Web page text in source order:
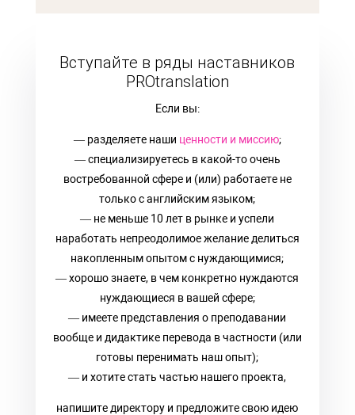
Вступайте в ряды наставников
PROtranslation
Если вы:
— разделяете наши ценности и миссию;
— специализируетесь в какой-то очень
востребованной сфере и (или) работаете не
только с английским языком;
— не меньше 10 лет в рынке и успели
наработать непреодолимое желание делиться
накопленным опытом с нуждающимися;
— хорошо знаете, в чем конкретно нуждаются
нуждающиеся в вашей сфере;
— имеете представления о преподавании
вообще и дидактике перевода в частности (или
готовы перенимать наш опыт);
— и хотите стать частью нашего проекта,
напишите директору и предложите свою идею